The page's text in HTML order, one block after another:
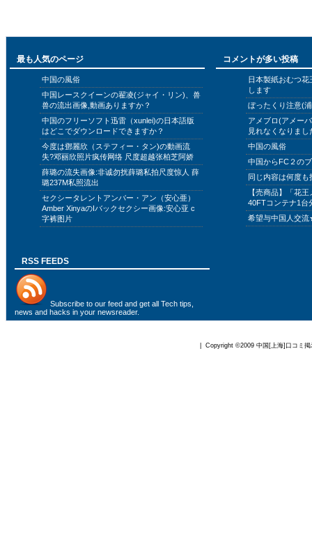
最も人気のページ
中国の風俗
中国レースクイーンの翟凌(ジャイ・リン)、兽
兽の流出画像,動画ありますか？
中国のフリーソフト迅雷（xunlei)の日本語版
はどこでダウンロードできますか？
今度は鄧麗欣（ステフィー・タン)の動画流
失?邓丽欣照片疯传网络 尺度超越张柏芝阿娇
薛璐の流失画像:非诚勿扰薛璐私拍尺度惊人 薛
璐237M私照流出
セクシータレントアンバー・アン（安心亜）
Amber XinyaのIバックセクシー画像:安心亚 c
字裤图片
コメントが多い投稿
日本製紙おむつ
します
ぼったくり注意(
アメブロ(アメー
見れなくなりまし
中国の風俗
中国からFC２の
同じ内容は何度
【売商品】「花
40FTコンテナ1台
希望与中国人交
RSS FEEDS
Subscribe to our feed and get all Tech tips,
news and hacks in your newsreader.
| Copyright ©2009 中国[上海]口コミ掲